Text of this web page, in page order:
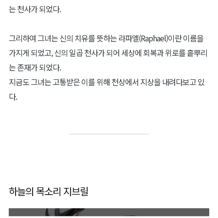
는 천사가 되었다.
그리하여 그녀는 신의 치유를 뜻하는 라파엘(Raphael)이란 이름을
가지게 되었고, 신의 일곱 천사가 되어 세상에 회복과 위로를 흩뿌리
는 존재가 되었다.
지금도 그녀는 고통받은 이를 위해 천상에서 지상을 내려다보고 있
다.
하늘의 목소리 지브릴